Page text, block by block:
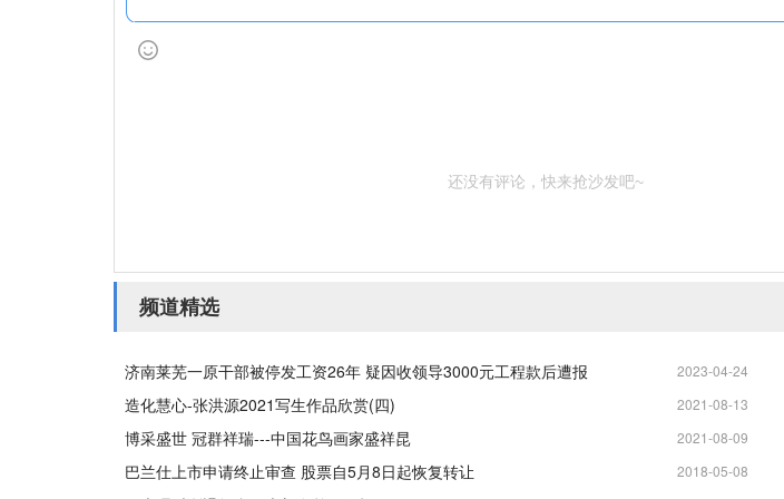
还没有评论，快来抢沙发吧~
频道精选
济南莱芜一原干部被停发工资26年 疑因收领导3000元工程款后遭报
2023-04-24
11:25:04
造化慧心-张洪源2021写生作品欣赏(四)
2021-08-13
13:34:37
博采盛世 冠群祥瑞---中国花鸟画家盛祥昆
2021-08-09
13:19:58
巴兰仕上市申请终止审查 股票自5月8日起恢复转让
2018-05-08